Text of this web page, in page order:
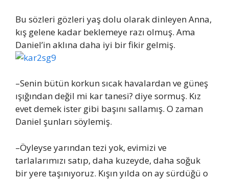
Bu sözleri gözleri yaş dolu olarak dinleyen Anna,
kış gelene kadar beklemeye razı olmuş. Ama
Daniel’in aklına daha iyi bir fikir gelmiş.
–Senin bütün korkun sıcak havalardan ve güneş
ışığından değil mi kar tanesi? diye sormuş. Kız
evet demek ister gibi başını sallamış. O zaman
Daniel şunları söylemiş.
–Öyleyse yarından tezi yok, evimizi ve
tarlalarımızı satıp, daha kuzeyde, daha soğuk
bir yere taşınıyoruz. Kışın yılda on ay sürdüğü o